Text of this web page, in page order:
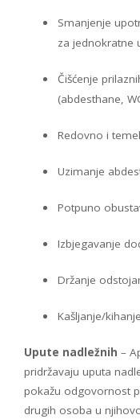
Smanjenje
za jednokratne
Čišćenje
(abdesthane,
Redovno i
Uzimanje
Potpuno
Izbjegavanje
Držanje
Kašljanje/
Upute nadležnih –
pridržavaju uputa
pokažu odgovornost
drugih osoba u